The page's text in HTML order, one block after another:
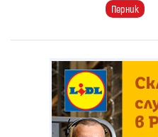
Перник